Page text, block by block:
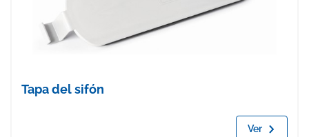
Tapa del sifón
Ver